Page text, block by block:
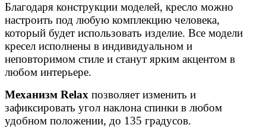
Благодаря конструкции моделей, кресло можно
настроить под любую комплекцию человека,
который будет использовать изделие. Все модели
кресел исполнены в индивидуальном и
неповторимом стиле и станут ярким акцентом в
любом интерьере.
Механизм Relax позволяет изменить и
зафиксировать угол наклона спинки в любом
удобном положении, до 135 градусов.